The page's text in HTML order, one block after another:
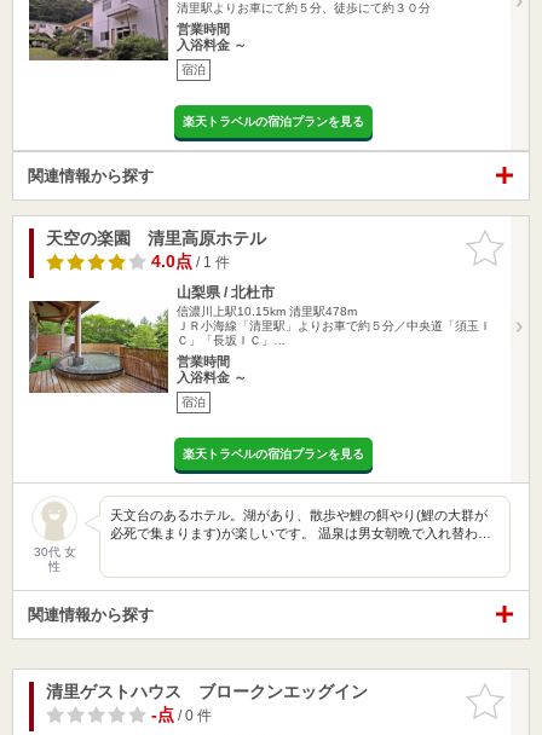
清里駅よりお車にて約５分、徒歩にて約３０分
営業時間
入浴料金 ～
宿泊
楽天トラベルの宿泊プランを見る
関連情報から探す
お気に入
りに追加
天空の楽園 清里高原ホテル
4.0点/ 1 件
山梨県 / 北杜市
信濃川上駅10.15km 清里駅478m
ＪＲ小海線「清里駅」よりお車で約５分／中央道「須玉Ｉ
Ｃ」「長坂ＩＣ」…
営業時間
入浴料金 ～
宿泊
楽天トラベルの宿泊プランを見る
30代 女
性
天文台のあるホテル。湖があり、散歩や鯉の餌やり(鯉の大群が
必死で集まります)が楽しいです。 温泉は男女朝晩で入れ替わ…
関連情報から探す
お気に入
りに追加
清里ゲストハウス ブロークンエッグイン
-点/ 0 件